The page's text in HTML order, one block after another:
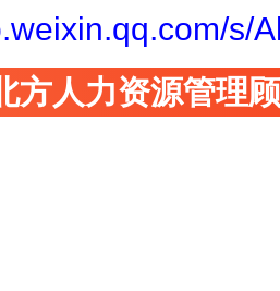
s/
方人力资源管理